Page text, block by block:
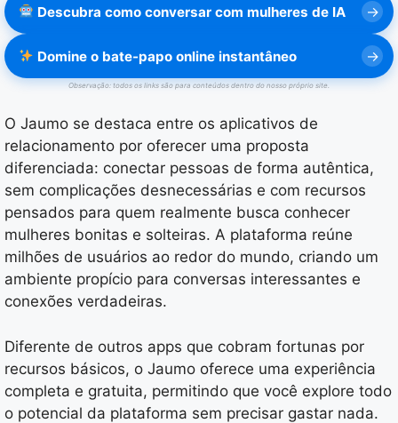
Descubra como conversar com mulheres de IA
Domine o bate-papo online instantâneo
Observação: todos os links são para conteúdos dentro do nosso próprio site.
O Jaumo se destaca entre os aplicativos de
relacionamento por oferecer uma proposta
diferenciada: conectar pessoas de forma autêntica,
sem complicações desnecessárias e com recursos
pensados para quem realmente busca conhecer
mulheres bonitas e solteiras. A plataforma reúne
milhões de usuários ao redor do mundo, criando um
ambiente propício para conversas interessantes e
conexões verdadeiras.
Diferente de outros apps que cobram fortunas por
recursos básicos, o Jaumo oferece uma experiência
completa e gratuita, permitindo que você explore todo
o potencial da plataforma sem precisar gastar nada.